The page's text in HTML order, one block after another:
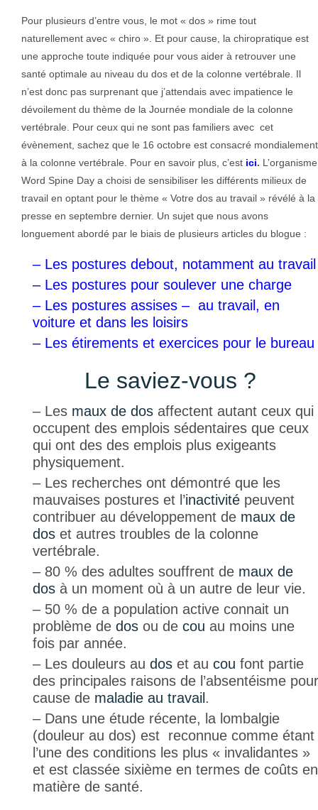
Pour plusieurs d’entre vous, le mot « dos » rime tout
naturellement avec « chiro ». Et pour cause, la chiropratique est
une approche toute indiquée pour vous aider à retrouver une
santé optimale au niveau du dos et de la colonne vertébrale. Il
n’est donc pas surprenant que j’attendais avec impatience le
dévoilement du thème de la Journée mondiale de la colonne
vertébrale. Pour ceux qui ne sont pas familiers avec cet
évènement, sachez que le 16 octobre est consacré mondialement
à la colonne vertébrale. Pour en savoir plus, c’est ici. L’organisme
Word Spine Day a choisi de sensibiliser les différents milieux de
travail en optant pour le thème « Votre dos au travail » révélé à la
presse en septembre dernier. Un sujet que nous avons
longuement abordé par le biais de plusieurs articles du blogue :
– Les postures debout, notamment au travail
– Les postures pour soulever une charge
– Les postures assises – au travail, en
voiture et dans les loisirs
– Les étirements et exercices pour le bureau
Le saviez-vous ?
– Les maux de dos affectent autant ceux qui
occupent des emplois sédentaires que ceux
qui ont des des emplois plus exigeants
physiquement.
– Les recherches ont démontré que les
mauvaises postures et l’inactivité peuvent
contribuer au développement de maux de
dos et autres troubles de la colonne
vertébrale.
– 80 % des adultes souffrent de maux de
dos à un moment où à un autre de leur vie.
– 50 % de a population active connait un
problème de dos ou de cou au moins une
fois par année.
– Les douleurs au dos et au cou font partie
des principales raisons de l’absentéisme pour
cause de maladie au travail.
– Dans une étude récente, la lombalgie
(douleur au dos) est reconnue comme étant
l’une des conditions les plus « invalidantes »
et est classée sixième en termes de coûts en
matière de santé.